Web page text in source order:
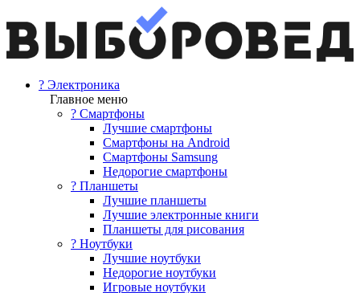
? Электроника
Главное меню
? Смартфоны
Лучшие смартфоны
Смартфоны на Android
Смартфоны Samsung
Недорогие смартфоны
? Планшеты
Лучшие планшеты
Лучшие электронные книги
Планшеты для рисования
? Ноутбуки
Лучшие ноутбуки
Недорогие ноутбуки
Игровые ноутбуки